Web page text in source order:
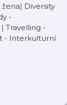
Diversity
-
Travelling -
- Interkulturní